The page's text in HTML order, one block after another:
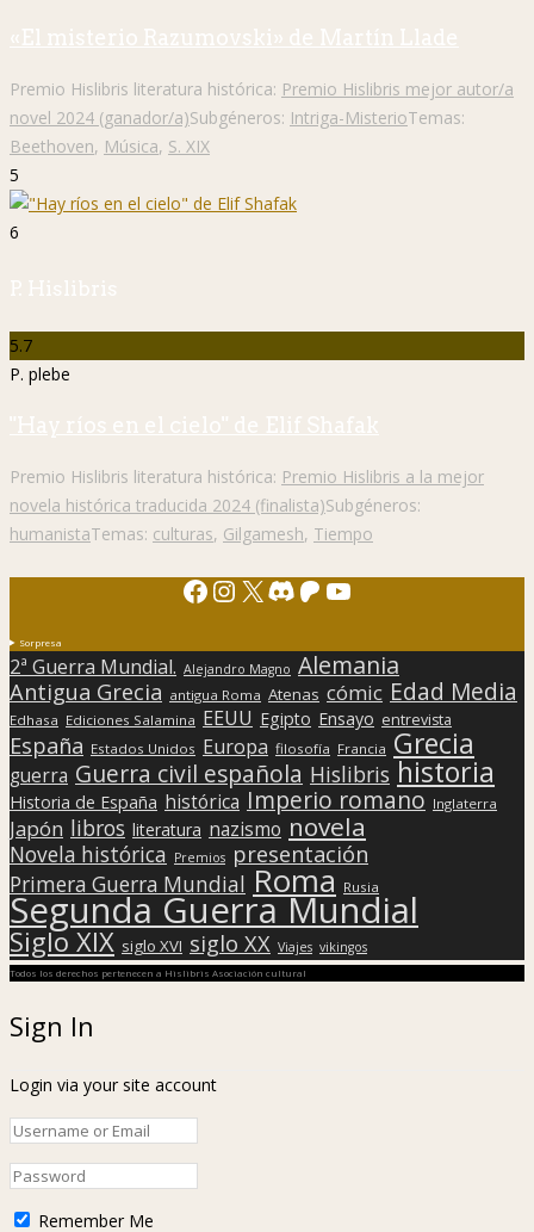
«El misterio Razumovski» de Martín Llade
Premio Hislibris literatura histórica: Premio Hislibris mejor autor/a
novel 2024 (ganador/a)Subgéneros: Intriga-MisterioTemas:
Beethoven, Música, S. XIX
5
6
P. Hislibris
5.7
P. plebe
"Hay ríos en el cielo" de Elif Shafak
Premio Hislibris literatura histórica: Premio Hislibris a la mejor
novela histórica traducida 2024 (finalista)Subgéneros:
humanistaTemas: culturas, Gilgamesh, Tiempo
Facebook
Instagram
X Discord
Patreon
YouTube
Sorpresa
2ª Guerra Mundial. Alejandro Magno Alemania
Antigua Grecia antigua Roma Atenas cómic Edad Media
Edhasa Ediciones Salamina EEUU Egipto Ensayo entrevista
España Estados Unidos Europa filosofía Francia Grecia
guerra Guerra civil española Hislibris historia
Historia de España histórica Imperio romano Inglaterra
Japón libros literatura nazismo novela
Novela histórica Premios presentación
Primera Guerra Mundial Roma Rusia
Segunda Guerra Mundial
Siglo XIX siglo XVI siglo XX Viajes vikingos
Todos los derechos pertenecen a Hislibris Asociación cultural
Sign In
Login via your site account
Remember Me